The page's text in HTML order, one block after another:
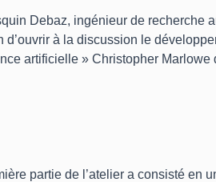
Debaz, ingénieur de recherche
à la discussion le
artificielle » Christopher Marlowe
partie de l’atelier a consisté en